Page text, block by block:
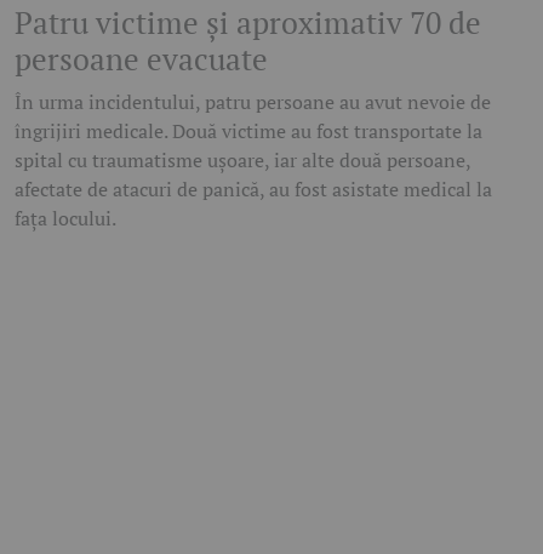
Patru victime și aproximativ 70 de
persoane evacuate
În urma incidentului, patru persoane au avut nevoie de
îngrijiri medicale. Două victime au fost transportate la
spital cu traumatisme ușoare, iar alte două persoane,
afectate de atacuri de panică, au fost asistate medical la
fața locului.